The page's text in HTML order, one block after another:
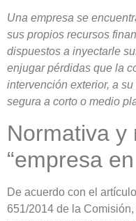
Una empresa se
sus propios recursos
dispuestos a inyectarle
enjugar pérdidas que la
intervención exterior, a
segura a corto o medio
Normativa y
“empresa
De acuerdo con el
651/2014 de la Comisión,